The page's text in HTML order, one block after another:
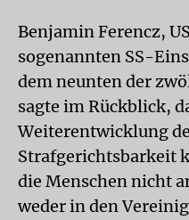
Benjamin Ferencz,
sogenannten SS-
dem neunten der
sagte im Rückblick,
Weiterentwicklung
Strafgerichtsbarkeit
die Menschen nicht
weder in den